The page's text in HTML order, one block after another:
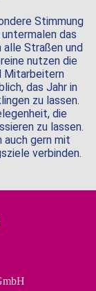
Stimmung
das
alle Straßen und
nutzen die
Mitarbeitern
das Jahr in
zu lassen.
die
zu lassen.
auch gern mit
verbinden.